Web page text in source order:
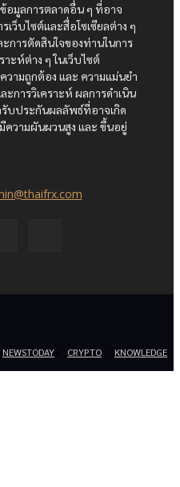
อมูลการตลาดอื่น ๆ ที่อาจ
ว็บไซต์และสื่อโซเซียลต่าง ๆ
การตัดสินใจของท่านในการ
ะห์ต่าง ๆ ในเว็บไซต์
ความถูกต้อง และ ความแม่นยำ
ะการวิเคราะห์ ผลการดำเนิน
รับประกันผลลัพธ์ที่อาจเกิด
ความผันผวนสูง และ ขึ้นอยู่
NEWSTODAY CRYPTO KNOWLEDGE